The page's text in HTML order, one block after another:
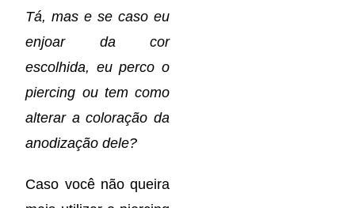
Tá, mas e se caso eu
enjoar da cor
escolhida, eu perco o
piercing ou tem como
alterar a coloração da
anodização dele?
Caso você não queira